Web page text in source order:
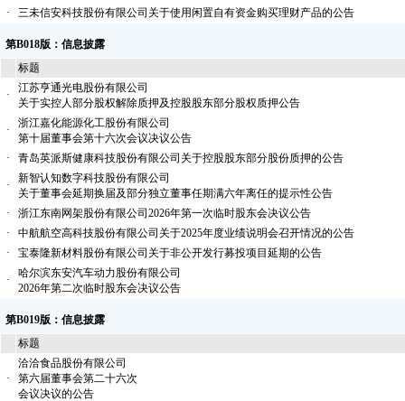
·
三未信安科技股份有限公司关于使用闲置自有资金购买理财产品的公告
第B018版：信息披露
标题
·
江苏亨通光电股份有限公司
关于实控人部分股权解除质押及控股股东部分股权质押公告
·
浙江嘉化能源化工股份有限公司
第十届董事会第十六次会议决议公告
·
青岛英派斯健康科技股份有限公司关于控股股东部分股份质押的公告
·
新智认知数字科技股份有限公司
关于董事会延期换届及部分独立董事任期满六年离任的提示性公告
·
浙江东南网架股份有限公司2026年第一次临时股东会决议公告
·
中航航空高科技股份有限公司关于2025年度业绩说明会召开情况的公告
·
宝泰隆新材料股份有限公司关于非公开发行募投项目延期的公告
·
哈尔滨东安汽车动力股份有限公司
2026年第二次临时股东会决议公告
第B019版：信息披露
标题
·
洽洽食品股份有限公司
第六届董事会第二十六次
会议决议的公告